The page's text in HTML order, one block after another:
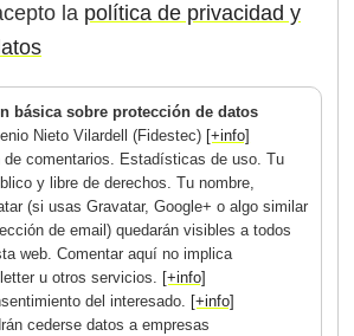
la política de privacidad y
básica sobre protección de datos
Nieto Vilardell (Fidestec) [+info]
de comentarios. Estadísticas de uso. Tu
y libre de derechos. Tu nombre,
(si usas Gravatar, Google+ o algo similar
de email) quedarán visibles a todos
web. Comentar aquí no implica
u otros servicios. [+info]
del interesado. [+info]
cederse datos a empresas